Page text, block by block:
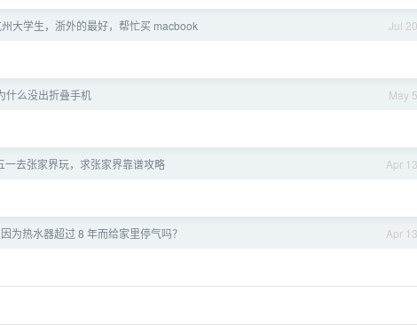
Jul 20
大学生，浙外的最好，帮忙买 macbook
May 5
什么没出折叠手机
Apr 13
一去张家界玩，求张家界靠谱攻略
Apr 13
为热水器超过 8 年而给家里停气吗？